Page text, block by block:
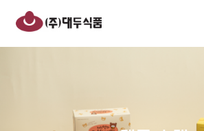
건너뛰기